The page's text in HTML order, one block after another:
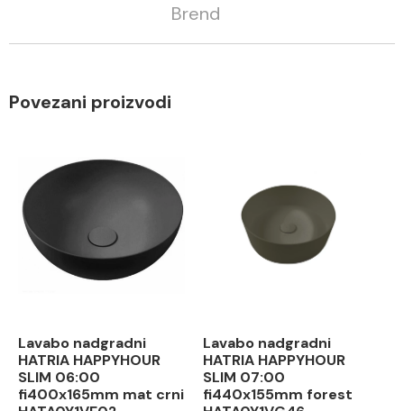
Brend
Povezani proizvodi
Lavabo nadgradni
HATRIA HAPPYHOUR
SLIM 06:00
fi400x165mm mat crni
Lavabo nadgradni
HATRIA HAPPYHOUR
SLIM 07:00
fi440x155mm forest